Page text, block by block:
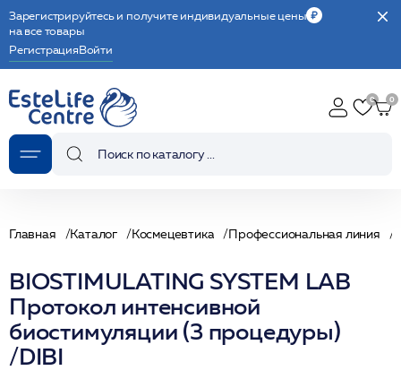
Зарегистрируйтесь и получите индивидуальные цены
на все товары
РегистрацияВойти
Главная Каталог Космецевтика Профессиональная линия
BIOSTIMULATING SYSTEM LAB
Протокол интенсивной
биостимуляции (3 процедуры)
/DIBI